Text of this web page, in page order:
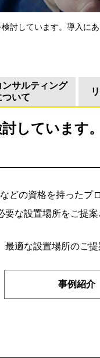
討しています。導入に
サルティング
ついて
しています
どの資格を持ったプ
な設置場所をご提案
適な設置場所のご提
事例紹介